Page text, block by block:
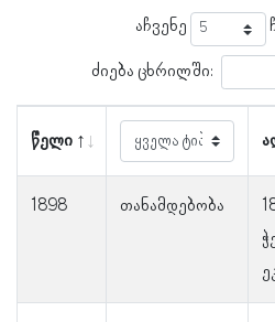
აჩვენე
ძიება ცხრილში:
წელი
1898 თანამდებობა